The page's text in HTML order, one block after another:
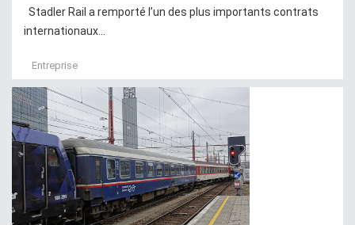
Stadler Rail a remporté l’un des plus importants contrats
internationaux...
Entreprise